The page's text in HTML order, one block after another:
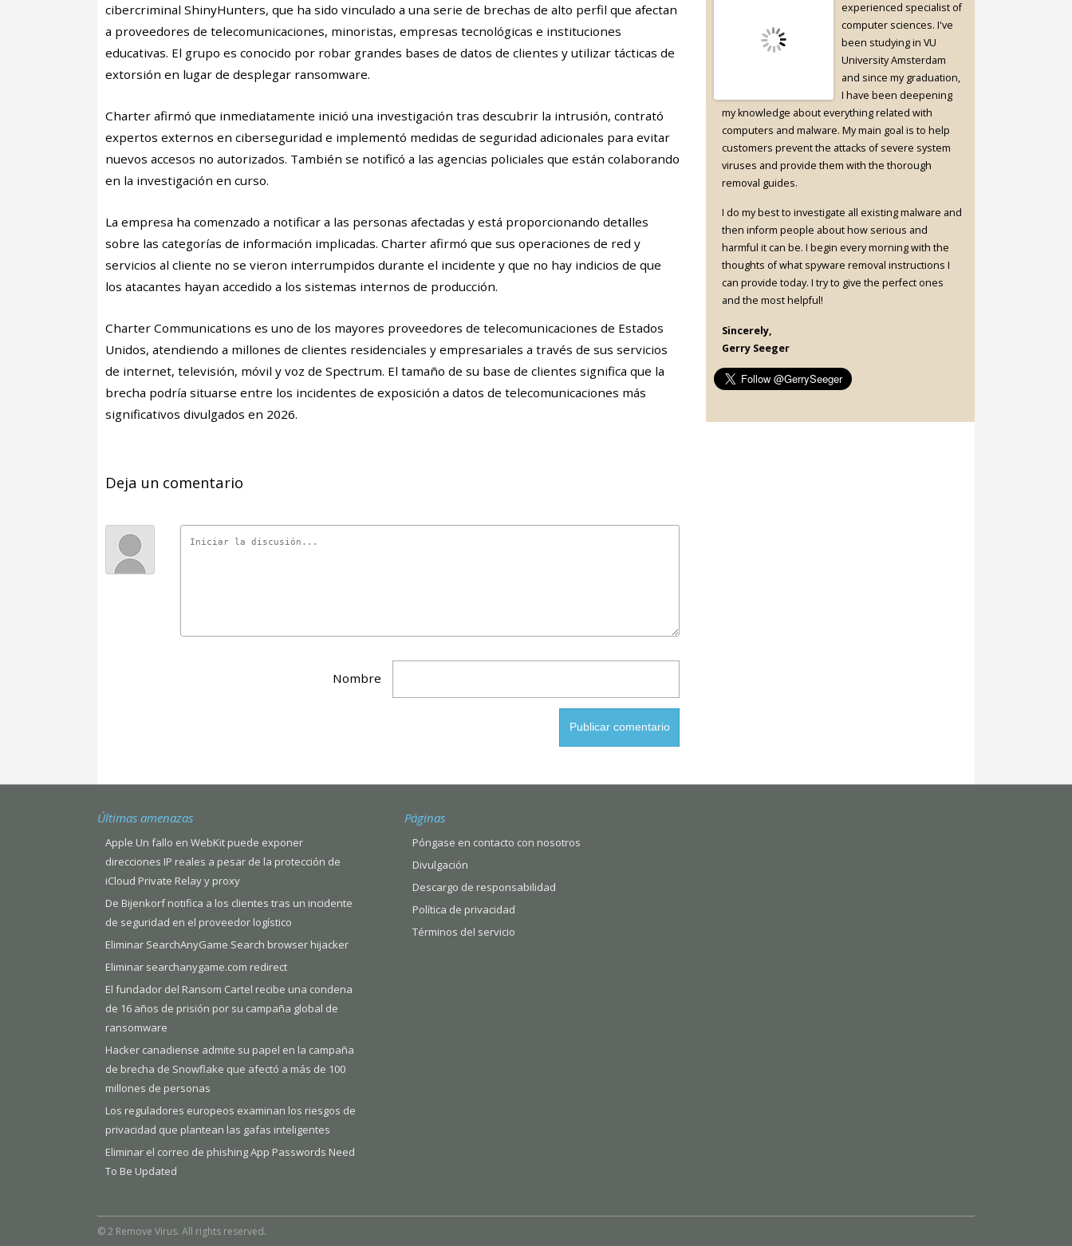
cibercriminal ShinyHunters, que ha sido vinculado a una serie de brechas de alto perfil que afectan
a proveedores de telecomunicaciones, minoristas, empresas tecnológicas e instituciones
educativas. El grupo es conocido por robar grandes bases de datos de clientes y utilizar tácticas de
extorsión en lugar de desplegar ransomware.
Charter afirmó que inmediatamente inició una investigación tras descubrir la intrusión, contrató
expertos externos en ciberseguridad e implementó medidas de seguridad adicionales para evitar
nuevos accesos no autorizados. También se notificó a las agencias policiales que están colaborando
en la investigación en curso.
La empresa ha comenzado a notificar a las personas afectadas y está proporcionando detalles
sobre las categorías de información implicadas. Charter afirmó que sus operaciones de red y
servicios al cliente no se vieron interrumpidos durante el incidente y que no hay indicios de que
los atacantes hayan accedido a los sistemas internos de producción.
Charter Communications es uno de los mayores proveedores de telecomunicaciones de Estados
Unidos, atendiendo a millones de clientes residenciales y empresariales a través de sus servicios
de internet, televisión, móvil y voz de Spectrum. El tamaño de su base de clientes significa que la
brecha podría situarse entre los incidentes de exposición a datos de telecomunicaciones más
significativos divulgados en 2026.
Deja un comentario
Nombre
experienced specialist of
computer sciences. I've
been studying in VU
University Amsterdam
and since my graduation,
I have been deepening
my knowledge about everything related with
computers and malware. My main goal is to help
customers prevent the attacks of severe system
viruses and provide them with the thorough
removal guides.
I do my best to investigate all existing malware and
then inform people about how serious and
harmful it can be. I begin every morning with the
thoughts of what spyware removal instructions I
can provide today. I try to give the perfect ones
and the most helpful!
Sincerely,
Gerry Seeger
Últimas amenazas
Apple Un fallo en WebKit puede exponer
direcciones IP reales a pesar de la protección de
iCloud Private Relay y proxy
De Bijenkorf notifica a los clientes tras un incidente
de seguridad en el proveedor logístico
Eliminar SearchAnyGame Search browser hijacker
Eliminar searchanygame.com redirect
El fundador del Ransom Cartel recibe una condena
de 16 años de prisión por su campaña global de
ransomware
Hacker canadiense admite su papel en la campaña
de brecha de Snowflake que afectó a más de 100
millones de personas
Los reguladores europeos examinan los riesgos de
privacidad que plantean las gafas inteligentes
Eliminar el correo de phishing App Passwords Need
To Be Updated
Páginas
Póngase en contacto con nosotros
Divulgación
Descargo de responsabilidad
Política de privacidad
Términos del servicio
© 2 Remove Virus. All rights reserved.